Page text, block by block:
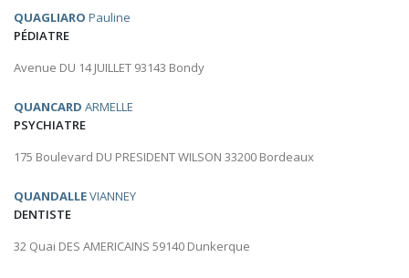
QUAGLIARO Pauline
PÉDIATRE
Avenue DU 14 JUILLET 93143 Bondy
QUANCARD ARMELLE
PSYCHIATRE
175 Boulevard DU PRESIDENT WILSON 33200 Bordeaux
QUANDALLEVIANNEY
DENTISTE
32 Quai DES AMERICAINS 59140 Dunkerque